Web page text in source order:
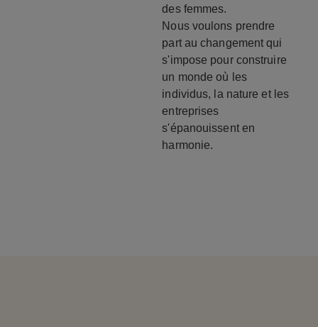
des femmes.
Nous voulons prendre
part au changement qui
s'impose pour construire
un monde où les
individus, la nature et les
entreprises
s'épanouissent en
harmonie.